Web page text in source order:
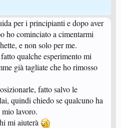
per i principianti e dopo aver
ho cominciato a cimentarmi
e non solo per me.
qualche esperimento mi
già tagliate che ho rimosso
fatto salvo le
quindi chiedo se qualcuno ha
lavoro.
mi aiuterà